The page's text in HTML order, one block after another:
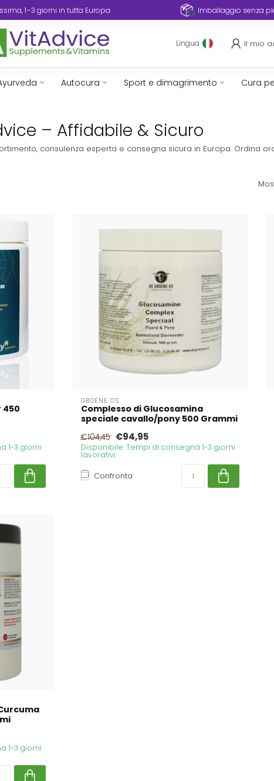
1–3 giorni in tutta Europa Imballaggio senza
Lingua Il mio
Autocura Sport e dimagrimento Cura
– Affidabile & Sicuro
consulenza esperta e consegna sicura in Europa. Ordina
450
1-3 giorni
GROENE OS
Complesso di Glucosamina
speciale cavallo/pony 500 Grammi
€104,45 €94,95
Disponibile. Tempi di consegna 1-3 giorni
lavorativi
Confronta
1-3 giorni